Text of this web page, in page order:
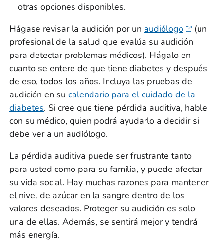
otras opciones disponibles.
Hágase revisar la audición por un audiólogo
(un
profesional de la salud que evalúa su audición
para detectar problemas médicos). Hágalo en
cuanto se entere de que tiene diabetes y después
de eso, todos los años. Incluya las pruebas de
audición en su calendario para el cuidado de la
diabetes. Si cree que tiene pérdida auditiva, hable
con su médico, quien podrá ayudarlo a decidir si
debe ver a un audiólogo.
La pérdida auditiva puede ser frustrante tanto
para usted como para su familia, y puede afectar
su vida social. Hay muchas razones para mantener
el nivel de azúcar en la sangre dentro de los
valores deseados. Proteger su audición es solo
una de ellas. Además, se sentirá mejor y tendrá
más energía.